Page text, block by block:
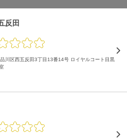
反田
川区西五反田3丁目13番14号 ロイヤルコート目黒